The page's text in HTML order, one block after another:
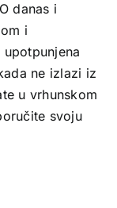
danas i
i
ne izlazi iz
u vrhunskom
svoju